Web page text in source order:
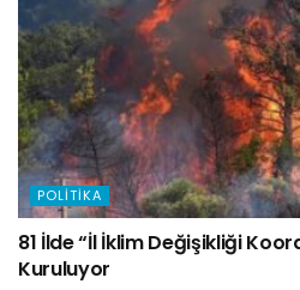
POLITIKA
81 İlde “İl İklim Değişikliği
Kuruluyor